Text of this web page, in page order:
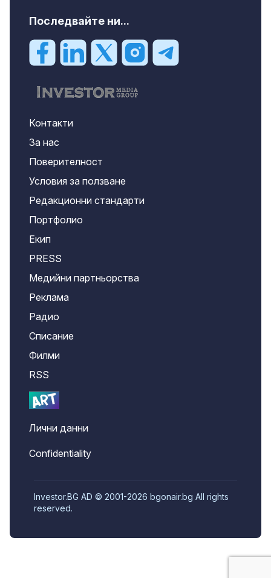
Последвайте ни...
Контакти
За нас
Поверителност
Условия за ползване
Редакционни стандарти
Портфолио
Екип
PRESS
Медийни партньорства
Реклама
Радио
Списание
Филми
RSS
Лични данни
Confidentiality
Investor.BG AD © 2001-2026 bgonair.bg All rights
reserved.